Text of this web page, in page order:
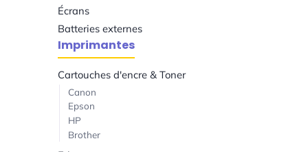
Écrans
Batteries externes
Imprimantes
Cartouches d'encre & Toner
Canon
Epson
HP
Brother